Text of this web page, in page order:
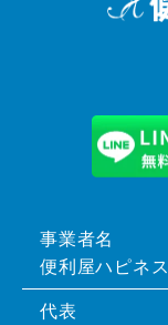
事業者名
便利屋ハピネス
代表